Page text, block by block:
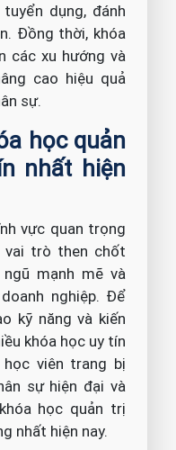
dụng, đánh
Đồng thời, khóa
các xu hướng và
cao hiệu quả
sự.
học quản
nhất hiện
vực quan trọng
trò then chốt
mạnh mẽ và
nghiệp. Để
kỹ năng và kiến
khóa học uy tín
viên trang bị
sự hiện đại và
học quản trị
nhất hiện nay.